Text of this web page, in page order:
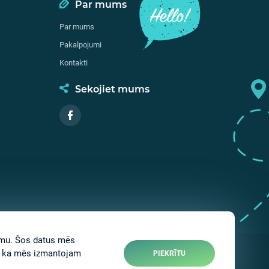
Par mums
Par mums
Pakalpojumi
Kontakti
Sekojiet mums
Web-lapas izstrāde
Šos datus mēs
mēs izmantojam
PIEKRĪTU